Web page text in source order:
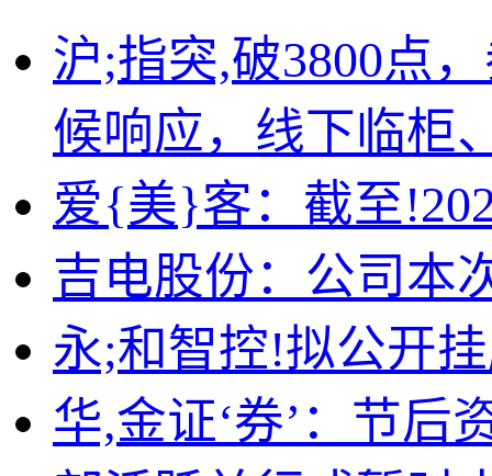
沪;指突,破3800点
候响应，线下临柜
爱{美}客：截至
吉电股份：公司本
永;和智控!拟公开
华,金证‘券’：节后